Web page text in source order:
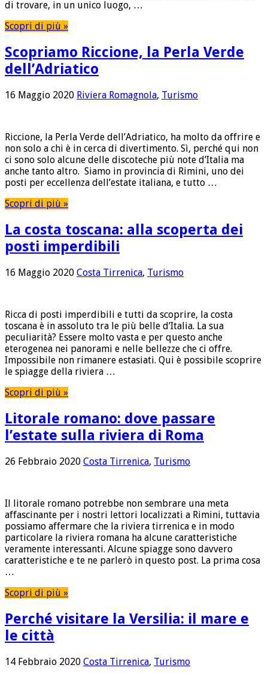
di trovare, in un unico luogo, …
Scopri di più »
Scopriamo Riccione, la Perla Verde
dell’Adriatico
16 Maggio 2020 Riviera Romagnola, Turismo
Riccione, la Perla Verde dell’Adriatico, ha molto da offrire e
non solo a chi è in cerca di divertimento. Sì, perché qui non
ci sono solo alcune delle discoteche più note d’Italia ma
anche tanto altro. Siamo in provincia di Rimini, uno dei
posti per eccellenza dell’estate italiana, e tutto …
Scopri di più »
La costa toscana: alla scoperta dei
posti imperdibili
16 Maggio 2020 Costa Tirrenica, Turismo
Ricca di posti imperdibili e tutti da scoprire, la costa
toscana è in assoluto tra le più belle d’Italia. La sua
peculiarità? Essere molto vasta e per questo anche
eterogenea nei panorami e nelle bellezze che ci offre.
Impossibile non rimanere estasiati. Qui è possibile scoprire
le spiagge della riviera …
Scopri di più »
Litorale romano: dove passare
l’estate sulla riviera di Roma
26 Febbraio 2020 Costa Tirrenica, Turismo
Il litorale romano potrebbe non sembrare una meta
affascinante per i nostri lettori localizzati a Rimini, tuttavia
possiamo affermare che la riviera tirrenica e in modo
particolare la riviera romana ha alcune caratteristiche
veramente interessanti. Alcune spiagge sono davvero
caratteristiche e te ne parlerò in questo post. La prima cosa
…
Scopri di più »
Perché visitare la Versilia: il mare e
le città
14 Febbraio 2020 Costa Tirrenica, Turismo